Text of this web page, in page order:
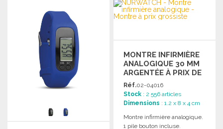
MONTRE INFIRMIÈRE
ANALOGIQUE 30 MM
ARGENTÉE À PRIX DE
GROS
Réf.02-04016
Stock : 2 556 articles
Dimensions : 1.2 x 8 x 4 cm
Montre infirmière analogique.
1 pile bouton incluse.